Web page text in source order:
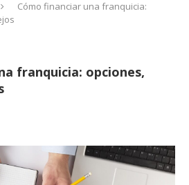
Cómo financiar una franquicia:
franquicia: opciones,